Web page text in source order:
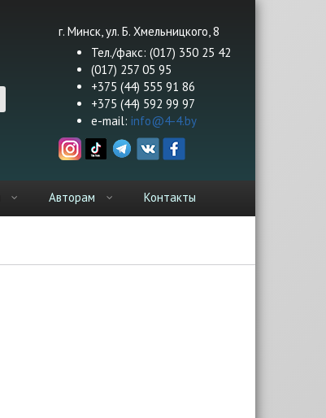
г. Минск, ул. Б. Хмельницкого, 8
Тел./факс: (017) 350 25 42
(017) 257 05 95
+375 (44) 555 91 86
+375 (44) 592 99 97
e-mail: info@4-4.by
Авторам Контакты